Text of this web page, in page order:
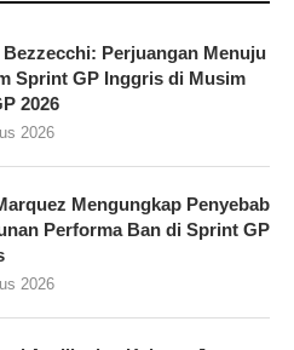
Bezzecchi: Perjuangan Menuju
Sprint GP Inggris di Musim
2026
2026
Mengungkap Penyebab
Performa Ban di Sprint GP
2026